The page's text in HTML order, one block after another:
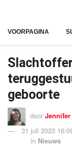
VOORPAGINA
geboorte
door
31 juli 2023
in Nieuws